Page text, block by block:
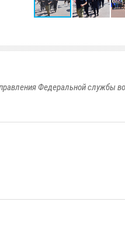
Федеральной службы